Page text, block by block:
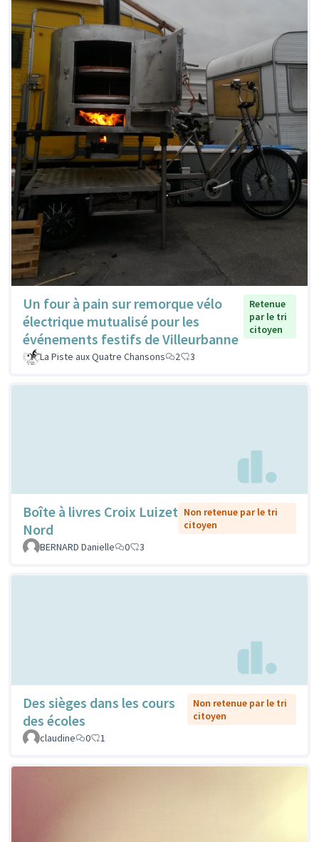
Un four à pain sur remorque vélo
électrique mutualisé pour les
événements festifs de Villeurbanne
Retenue
par le tri
citoyen
La Piste aux Quatre Chansons 2 3
Boîte à livres Croix Luizet
Nord
Non retenue par le tri
citoyen
BERNARD Danielle
0 3
Des sièges dans les cours
des écoles
Non retenue par le tri
citoyen
claudine
0 1